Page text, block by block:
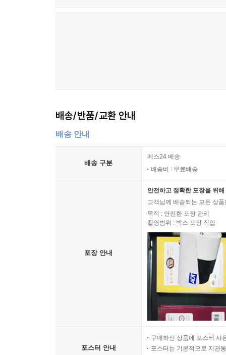
배송/반품/교환 안내
배송 안내
배송 구분
예스24 배송
배송비 : 무료배송
포장 안내
안전하고 정확한 포장을 위
고객님께 배송되는 모든 상
목적 : 안전한 포장 관리
촬영범위 : 박스 포장 작업
포스터 안내
구매하신 상품에 포스터 사
포스터는 기본적으로 지관